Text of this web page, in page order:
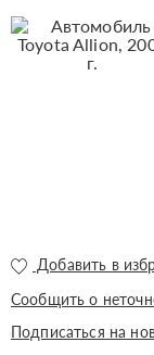
Добавить в
Сообщить о
Подписаться на